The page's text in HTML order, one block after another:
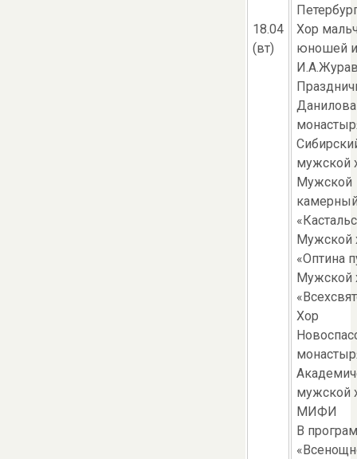
18.04
(вт)
Хор
юношей
Данилова
мужской
Мужской
Мужской
«Оптина
Мужской
Хор
мужской
МИФИ
В